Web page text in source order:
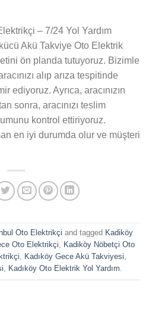
– 7/24 Yol Yardım
Akü Takviye Oto Elektrik
ön planda tutuyoruz. Bizimle
alıp arıza tespitinde
ediyoruz. Ayrıca, aracınızın
sonra, aracınızı teslim
kontrol ettiriyoruz.
en iyi durumda olur ve müşteri
Oto Elektrikçi and tagged Kadiköy
Oto Elektrikçi, Kadiköy Nöbetçi Oto
, Kadıköy Gece Akü Takviyesi,
, Kadıköy Oto Elektrik Yol Yardım.